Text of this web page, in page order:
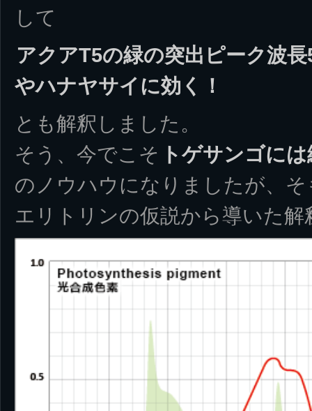
して
アクアT5の緑の突出ピーク波
やハナヤサイに効く！
とも解釈しました。
そう、今でこそ トゲサンゴに
のノウハウになりましたが、
エリトリンの仮説から導いた解